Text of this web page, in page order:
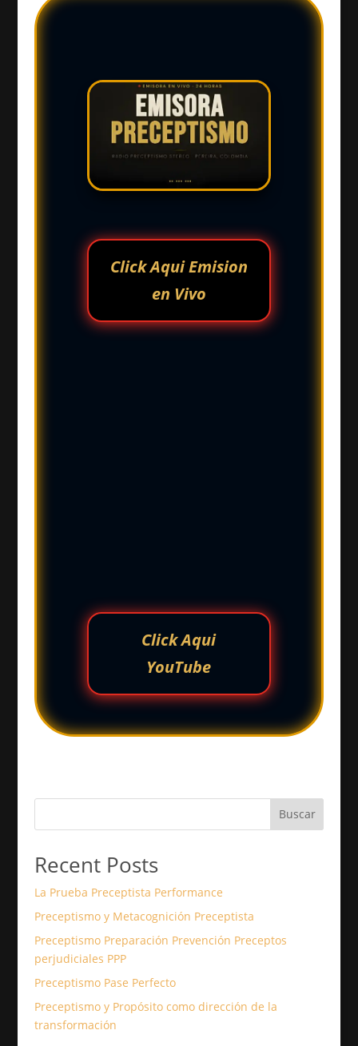
Click Aqui Emision
en Vivo
Click Aqui
YouTube
Buscar
Recent Posts
La Prueba Preceptista Performance
Preceptismo y Metacognición Preceptista
Preceptismo Preparación Prevención Preceptos
perjudiciales PPP
Preceptismo Pase Perfecto
Preceptismo y Propósito como dirección de la
transformación